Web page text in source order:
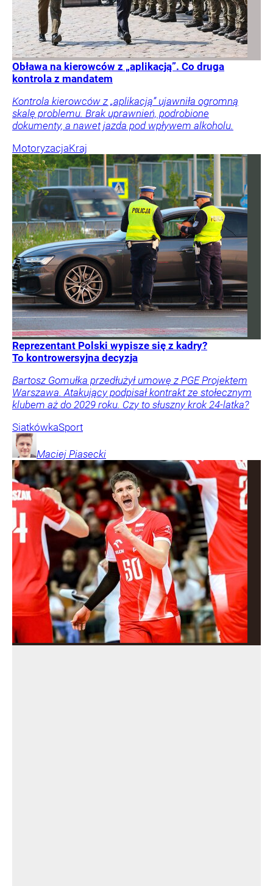
Obława na kierowców z „aplikacją”. Co druga
kontrola z mandatem
Kontrola kierowców z „aplikacją” ujawniła ogromną
skalę problemu. Brak uprawnień, podrobione
dokumenty, a nawet jazda pod wpływem alkoholu.
MotoryzacjaKraj
Reprezentant Polski wypisze się z kadry?
To kontrowersyjna decyzja
Bartosz Gomułka przedłużył umowę z PGE Projektem
Warszawa. Atakujący podpisał kontrakt ze stołecznym
klubem aż do 2029 roku. Czy to słuszny krok 24-latka?
SiatkówkaSport
Maciej Piasecki